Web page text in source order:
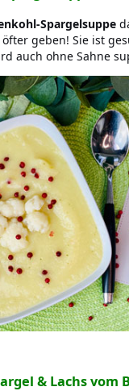
Spargelsuppe
geben! Sie ist
auch ohne Sahne
& Lachs vom